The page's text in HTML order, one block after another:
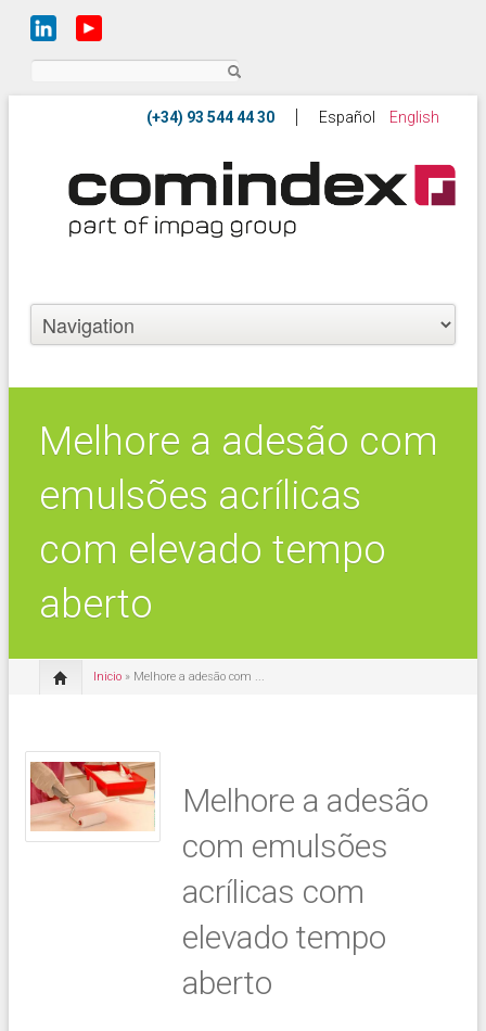
Español English
Melhore a adesão com
emulsões acrílicas
com elevado tempo
aberto
Inicio » Melhore a adesão com ...
Melhore a adesão
com emulsões
acrílicas com
elevado tempo
aberto